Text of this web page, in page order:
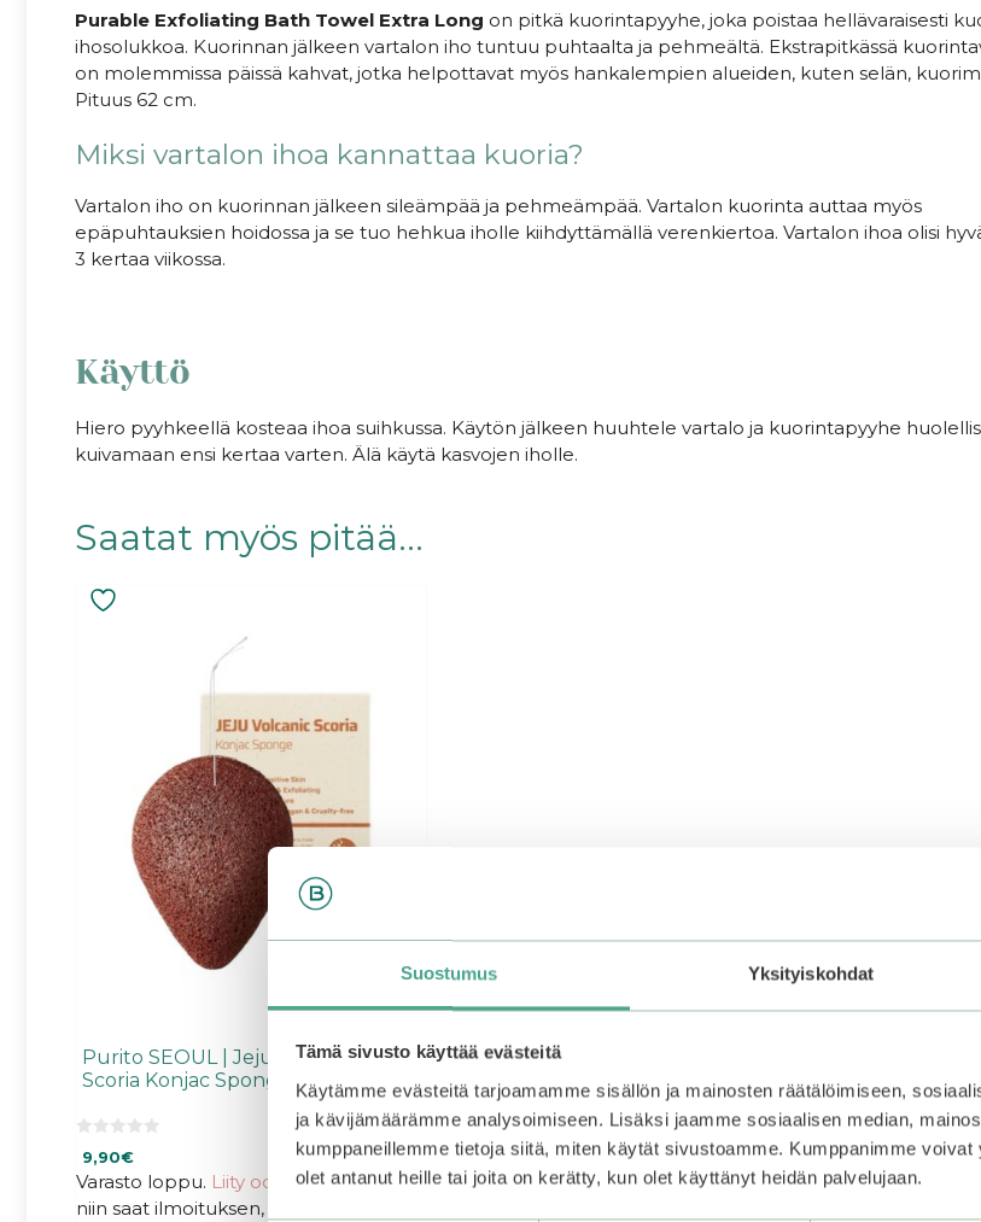
Suostumus Yksityiskohdat
Tämä sivusto käyttää evästeitä
Käytämme evästeitä tarjoamamme sisällön ja mainosten räätälöimiseen,
ja kävijämäärämme analysoimiseen. Lisäksi jaamme sosiaalisen median,
kumppaneillemme tietoja siitä, miten käytät sivustoamme. Kumppanimme
olet antanut heille tai joita on kerätty, kun olet käyttänyt heidän palvelujaan.
Purable Exfoliating Bath Towel Extra Long on pitkä kuorintapyyhe, joka poistaa hellävaraisesti
ihosolukkoa. Kuorinnan jälkeen vartalon iho tuntuu puhtaalta ja pehmeältä. Ekstrapitkässä
on molemmissa päissä kahvat, jotka helpottavat myös hankalempien alueiden, kuten selän,
Pituus 62 cm.
Miksi vartalon ihoa kannattaa kuoria?
Vartalon iho on kuorinnan jälkeen sileämpää ja pehmeämpää. Vartalon kuorinta auttaa myös
epäpuhtauksien hoidossa ja se tuo hehkua iholle kiihdyttämällä verenkiertoa. Vartalon ihoa olisi
3 kertaa viikossa.
Käyttö
Hiero pyyhkeellä kosteaa ihoa suihkussa. Käytön jälkeen huuhtele vartalo ja kuorintapyyhe
kuivamaan ensi kertaa varten. Älä käytä kasvojen iholle.
Saatat myös pitää...
Purito SEOUL | Jeju Volcanic
Scoria Konjac Sponge
5
:
s
t
9,90€
Varasto loppu. Liity odotuslistalle tästä,
niin saat ilmoituksen, kun tuote on